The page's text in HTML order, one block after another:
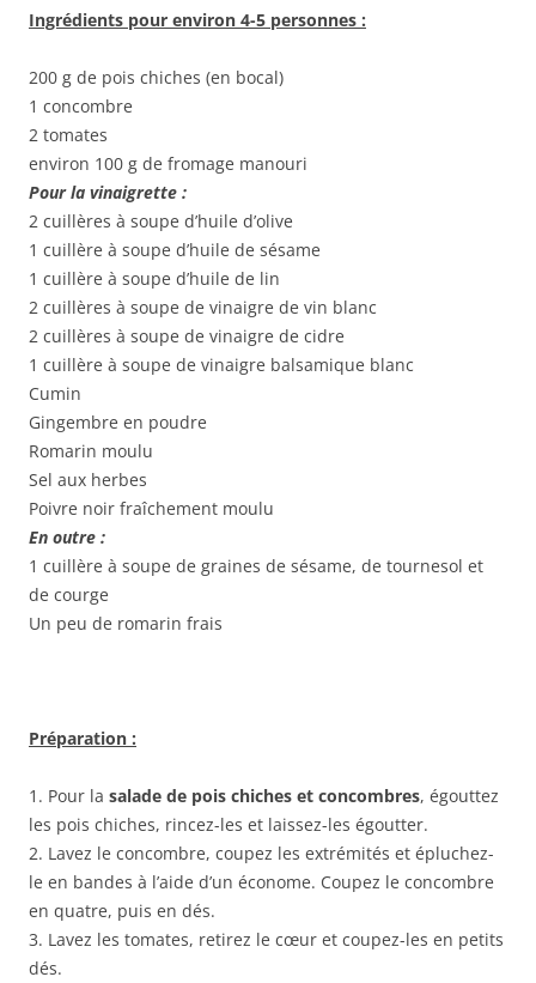
Ingrédients pour environ 4-5 personnes :
200 g de pois chiches (en bocal)
1 concombre
2 tomates
environ 100 g de fromage manouri
Pour la vinaigrette :
2 cuillères à soupe d’huile d’olive
1 cuillère à soupe d’huile de sésame
1 cuillère à soupe d’huile de lin
2 cuillères à soupe de vinaigre de vin blanc
2 cuillères à soupe de vinaigre de cidre
1 cuillère à soupe de vinaigre balsamique blanc
Cumin
Gingembre en poudre
Romarin moulu
Sel aux herbes
Poivre noir fraîchement moulu
En outre :
1 cuillère à soupe de graines de sésame, de tournesol et
de courge
Un peu de romarin frais
Préparation :
1. Pour la salade de pois chiches et concombres, égouttez
les pois chiches, rincez-les et laissez-les égoutter.
2. Lavez le concombre, coupez les extrémités et épluchez-
le en bandes à l’aide d’un économe. Coupez le concombre
en quatre, puis en dés.
3. Lavez les tomates, retirez le cœur et coupez-les en petits
dés.